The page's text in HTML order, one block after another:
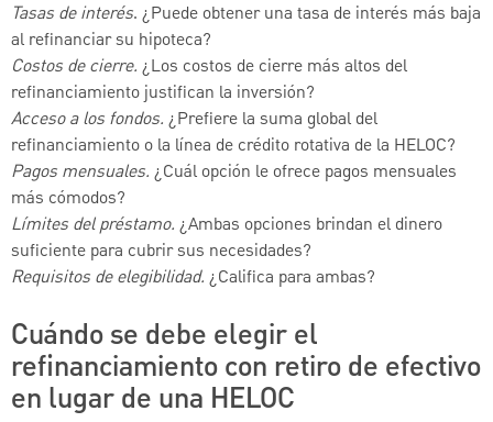
Tasas de interés. ¿Puede obtener una tasa de interés más baja
al refinanciar su hipoteca?
Costos de cierre. ¿Los costos de cierre más altos del
refinanciamiento justifican la inversión?
Acceso a los fondos. ¿Prefiere la suma global del
refinanciamiento o la línea de crédito rotativa de la HELOC?
Pagos mensuales. ¿Cuál opción le ofrece pagos mensuales
más cómodos?
Límites del préstamo. ¿Ambas opciones brindan el dinero
suficiente para cubrir sus necesidades?
Requisitos de elegibilidad. ¿Califica para ambas?
Cuándo se debe elegir el
refinanciamiento con retiro de efectivo
en lugar de una HELOC